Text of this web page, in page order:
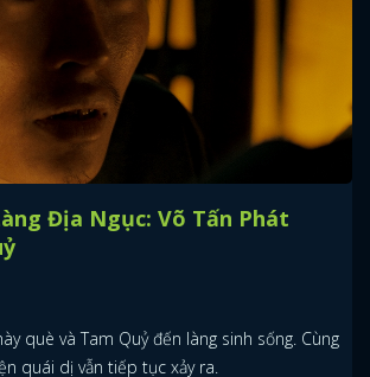
Địa Ngục: Võ Tấn Phát
què và Tam Quỷ đến làng sinh sống. Cùng
quái dị vẫn tiếp tục xảy ra.